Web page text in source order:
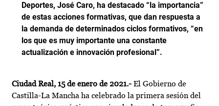
Deportes, José Caro, ha destacado “la importancia”
de estas acciones formativas, que dan respuesta a
la demanda de determinados ciclos formativos, “en
los que es muy importante una constante
actualización e innovación profesional”.
Ciudad Real, 15 de enero de 2021.- El Gobierno de
Castilla-La Mancha ha celebrado la primera sesión del